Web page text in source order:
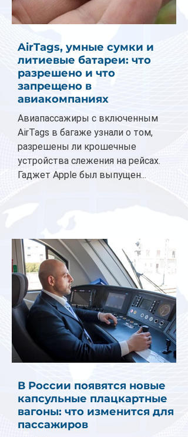
AirTags, умные сумки и
литиевые батареи: что
разрешено и что
запрещено в
авиакомпаниях
Авиапассажиры с включенным
AirTags в багаже узнали о том,
разрешены ли крошечные
устройства слежения на рейсах.
Гаджет Apple был выпущен...
В России появятся новые
капсульные плацкартные
вагоны: что изменится для
пассажиров